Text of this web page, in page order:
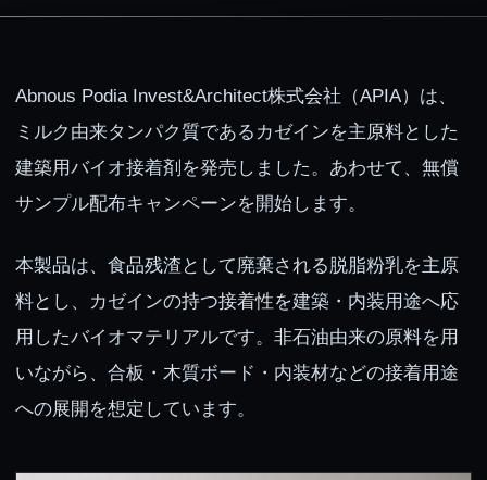
Abnous Podia Invest&Architect株式会社（APIA）は、
ミルク由来タンパク質であるカゼインを主原料とした
建築用バイオ接着剤を発売しました。あわせて、無償
サンプル配布キャンペーンを開始します。
本製品は、食品残渣として廃棄される脱脂粉乳を主原
料とし、カゼインの持つ接着性を建築・内装用途へ応
用したバイオマテリアルです。非石油由来の原料を用
いながら、合板・木質ボード・内装材などの接着用途
への展開を想定しています。